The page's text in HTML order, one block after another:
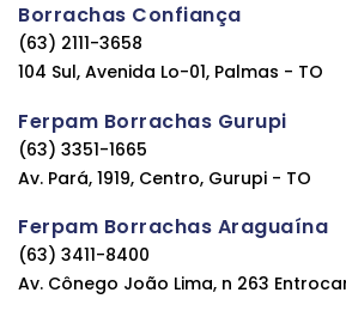
Borrachas Confiança
(63) 2111-3658
104 Sul, Avenida Lo-01, Palmas - TO
Ferpam Borrachas Gurupi
(63) 3351-1665
Av. Pará, 1919, Centro, Gurupi - TO
Ferpam Borrachas Araguaína
(63) 3411-8400
Av. Cônego João Lima, n 263